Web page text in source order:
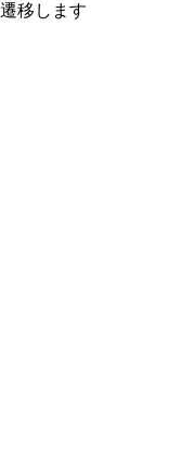
移します